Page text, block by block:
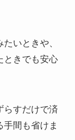
いときや、
ときでも安心
らすだけで済
間も省けま